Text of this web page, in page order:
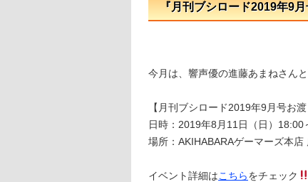
『月刊ブシロード2019年9
今月は、響声優の進藤あまねさん
【月刊ブシロード2019年9月号お渡
日時：2019年8月11日（日）18:00
場所：AKIHABARAゲーマーズ本店
イベント詳細はこちらをチェック